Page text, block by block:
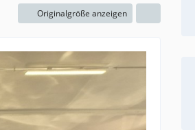
Originalgröße anzeigen